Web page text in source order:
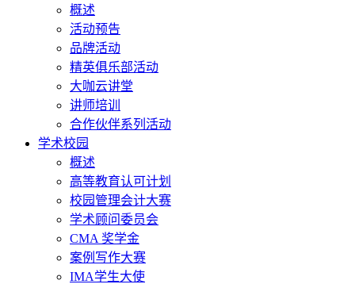
概述
活动预告
品牌活动
精英俱乐部活动
大咖云讲堂
讲师培训
合作伙伴系列活动
学术校园
概述
高等教育认可计划
校园管理会计大赛
学术顾问委员会
CMA 奖学金
案例写作大赛
IMA学生大使